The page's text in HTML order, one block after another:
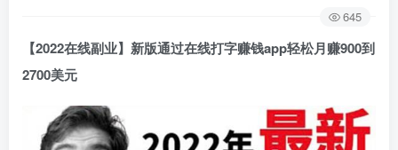
645
【2022在线副业】新版通过在线打字赚钱app轻松月赚900到
2700美元